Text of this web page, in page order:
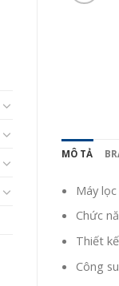
MÔ TẢ
Máy
Chức
Thiết
Công